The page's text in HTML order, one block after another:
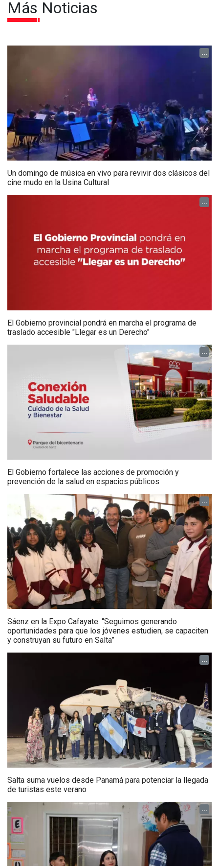
Más Noticias
...
Un domingo de música en vivo para revivir dos clásicos del
cine mudo en la Usina Cultural
...
El Gobierno provincial pondrá en marcha el programa de
traslado accesible "Llegar es un Derecho"
...
El Gobierno fortalece las acciones de promoción y
prevención de la salud en espacios públicos
...
Sáenz en la Expo Cafayate: “Seguimos generando
oportunidades para que los jóvenes estudien, se capaciten
y construyan su futuro en Salta”
...
Salta suma vuelos desde Panamá para potenciar la llegada
de turistas este verano
...